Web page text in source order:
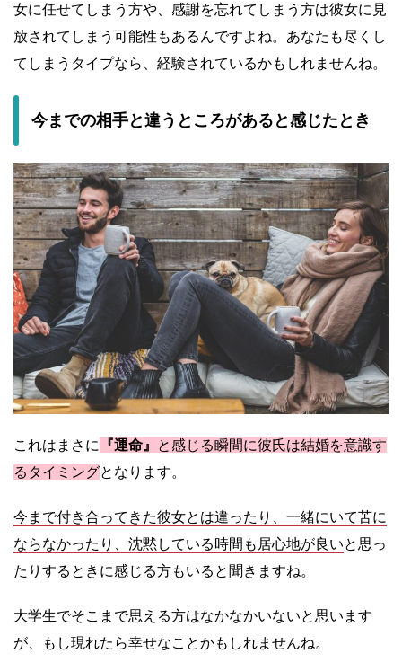
女に任せてしまう方や、感謝を忘れてしまう方は彼女に見
放されてしまう可能性もあるんですよね。あなたも尽くし
てしまうタイプなら、経験されているかもしれませんね。
今までの相手と違うところがあると感じたとき
これはまさに 『運命』
と感じる瞬間に彼氏は結婚を意識す
るタイミングとなります。
今まで付き合ってきた彼女とは違ったり、一緒にいて苦に
ならなかったり、沈黙している時間も居心地が良いと思っ
たりするときに感じる方もいると聞きますね。
大学生でそこまで思える方はなかなかいないと思います
が、もし現れたら幸せなことかもしれませんね。